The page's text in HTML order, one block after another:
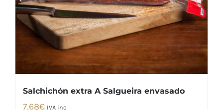
Salchichón extra A Salgueira envasado
7,68€ IVA inc